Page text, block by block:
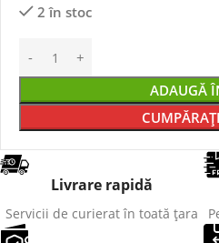
2 în stoc
ADAUGĂ
Livrare rapidă
Servicii de curierat în toată țara